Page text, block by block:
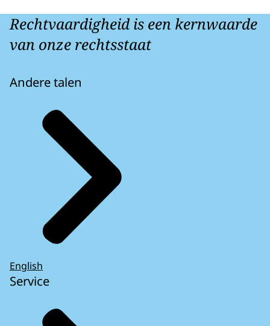
Rechtvaardigheid is een kernwaarde
van onze rechtsstaat
Andere talen
English
Service